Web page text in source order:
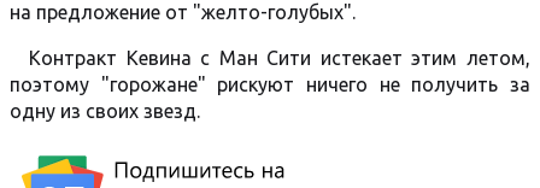
на предложение от "желто-голубых".
Контракт Кевина с Ман Сити истекает этим летом,
поэтому "горожане" рискуют ничего не получить за
одну из своих звезд.